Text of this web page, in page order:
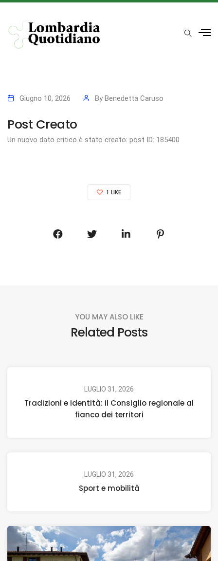
Giugno 10, 2026 By Benedetta Caruso
Post Creato
Un nuovo dato critico è stato creato: post ID: 185400
1 LIKE
YOU MAY ALSO LIKE
Related Posts
LUGLIO 31, 2026
Tradizioni e identità: il Consiglio regionale al
fianco dei territori
LUGLIO 31, 2026
Sport e mobilità